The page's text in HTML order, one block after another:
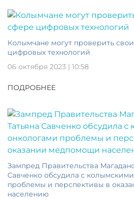
Колымчане могут проверить
цифровых технологий
06 октября 2023 | 10:58
ПОДРОБНЕЕ
Зампред Правительства
Савченко обсудила с
проблемы и перспективы в
населению